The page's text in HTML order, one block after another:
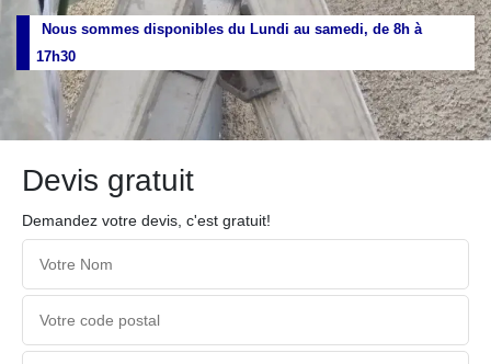
Nous sommes disponibles du Lundi au samedi, de 8h à
17h30
Devis gratuit
Demandez votre devis, c'est gratuit!